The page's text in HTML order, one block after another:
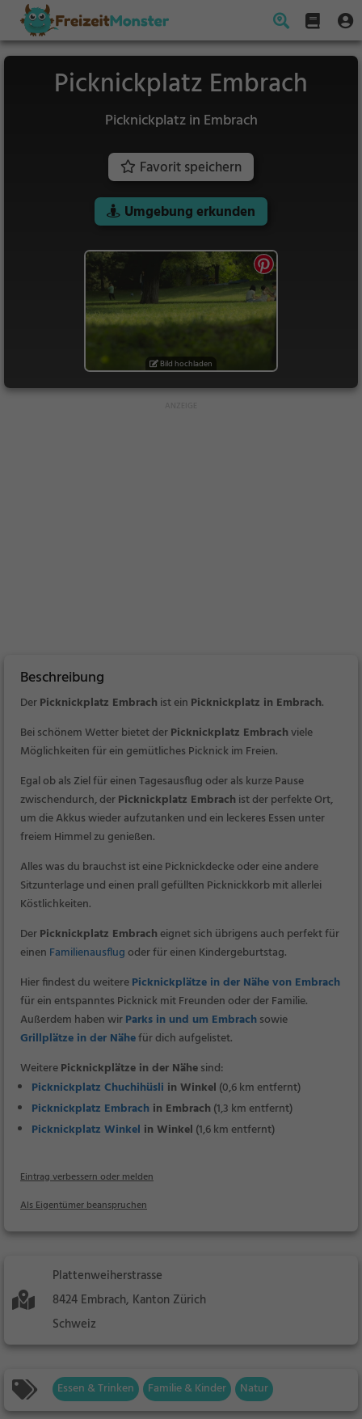
Picknickplatz Embrach
Picknickplatz in Embrach
Favorit speichern
Umgebung erkunden
Bild hochladen
Beschreibung
DerPicknickplatz Embrach ist ein Picknickplatz in Embrach.
Bei schönem Wetter bietet derPicknickplatz Embrachviele
Möglichkeiten für ein gemütliches Picknick im Freien.
Egal ob als Ziel für einen Tagesausflug oder als kurze Pause
zwischendurch, derPicknickplatz Embrach ist der perfekte Ort,
um die Akkus wieder aufzutanken und ein leckeres Essen unter
freiem Himmel zu genießen.
Alles was du brauchst ist eine Picknickdecke oder eine andere
Sitzunterlage und einen prall gefüllten Picknickkorb mit allerlei
Köstlichkeiten.
DerPicknickplatz Embracheignet sich übrigens auch perfekt für
einen Familienausflugoder für einen Kindergeburtstag.
Hier findest du weiterePicknickplätze in der Nähe von Embrach
für ein entspanntes Picknick mit Freunden oder der Familie.
Außerdem haben wirParks in und um Embrachsowie
Grillplätze in der Nähefür dich aufgelistet.
WeiterePicknickplätze in der Nähesind:
Picknickplatz Chuchihüsli in Winkel (0,6 km entfernt)
Picknickplatz Embrach in Embrach (1,3 km entfernt)
Picknickplatz Winkel in Winkel (1,6 km entfernt)
Eintrag verbessern oder melden
Als Eigentümer beanspruchen
Plattenweiherstrasse
8424 Embrach, Kanton Zürich
Schweiz
Essen & Trinken Familie & Kinder Natur